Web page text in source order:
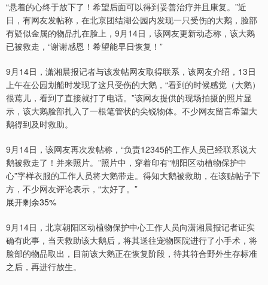
“悬着的心终于放下了！希望后面可以得到妥善治疗并且康复。”近
日，有网友发帖称，在北京团结湖公园内发现一只受伤的大鹅，脸部
有疑似金属的物品扎在脸上，9月14日，该网友更新动态称，该大鹅
已被救走，“谢谢感恩！希望能早日恢复！”
9月14日，潇湘晨报记者与该发帖网友取得联系，该网友介绍，13日
上午在公园划船时发现了这只受伤的大鹅，“看到的时候感觉（大鹅）
很蔫儿，看到了直接就打了电话。”该网友提供的现场拍摄的照片显
示，该大鹅脸部扎入了一根笔管状的尖锐物体。不少网友留言希望大
鹅得到及时救助。
9月14日，该网友再次发帖称，“负责12345的工作人员已经联系说大
鹅被救走了！并来照片。”照片中，穿着印有“朝阳区动植物保护中
心”字样衣服的工作人员将大鹅带走。得知大鹅被救助，在该贴帖子下
方，不少网友评论表示，“太好了。”
展开剩余35%
9月14日，北京朝阳区动植物保护中心工作人员向潇湘晨报记者证实
确有此事，当天救助该大鹅后，将其送往宠物医院进行了小手术，将
脸部的物品取出，目前该大鹅正在恢复阶段，待其符合野外生存标准
之后，再进行放生。